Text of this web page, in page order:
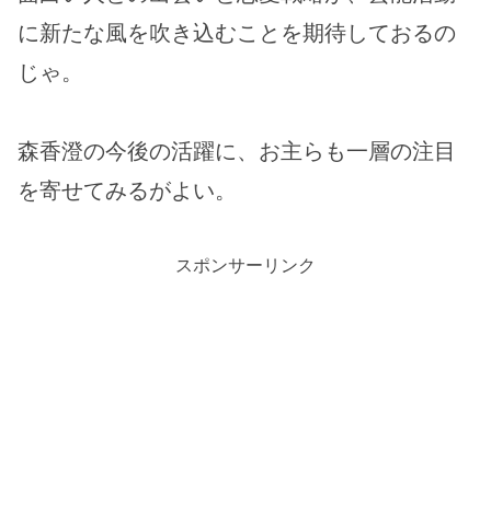
に新たな風を吹き込むことを期待しておるの
じゃ。
森香澄の今後の活躍に、お主らも一層の注目
を寄せてみるがよい。
スポンサーリンク